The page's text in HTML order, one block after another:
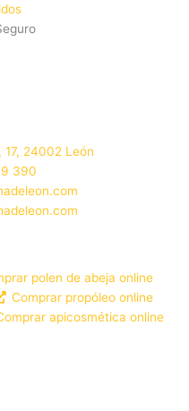
17, 24002 León
390
polen de abeja online
Comprar propóleo online
apicosmética online